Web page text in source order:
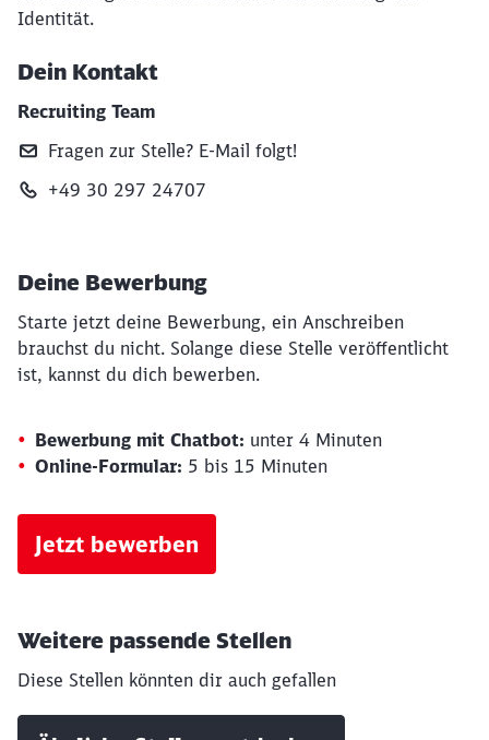
Identität.
Dein Kontakt
Recruiting Team
Fragen zur Stelle? E‑Mail folgt!
+49 30 297 24707
Deine Bewerbung
Starte jetzt deine Bewerbung, ein Anschreiben
brauchst du nicht. Solange diese Stelle veröffentlicht
ist, kannst du dich bewerben.
Bewerbung mit Chatbot: unter 4 Minuten
Online-Formular: 5 bis 15 Minuten
Jetzt bewerben
Weitere passende Stellen
Diese Stellen könnten dir auch gefallen